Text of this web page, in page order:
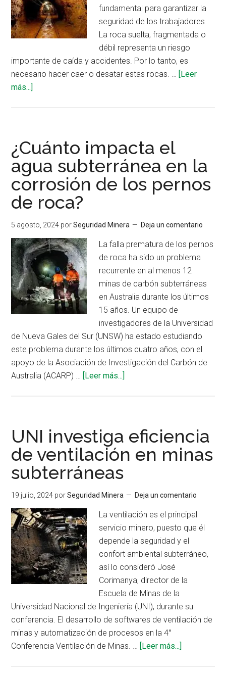
fundamental para garantizar la
seguridad de los trabajadores.
La roca suelta, fragmentada o
débil representa un riesgo
importante de caída y accidentes. Por lo tanto, es
necesario hacer caer o desatar estas rocas. … [Leer
más...]
desatado
manual
de
rocas
en
subterránea
¿Cuánto impacta el
agua subterránea en la
corrosión de los pernos
de roca?
5 agosto, 2024 porSeguridad Minera Deja un comentario
La falla prematura de los pernos
de roca ha sido un problema
recurrente en al menos 12
minas de carbón subterráneas
en Australia durante los últimos
15 años. Un equipo de
investigadores de la Universidad
de Nueva Gales del Sur (UNSW) ha estado estudiando
este problema durante los últimos cuatro años, con el
apoyo de la Asociación de Investigación del Carbón de
Australia (ACARP) … [Leer más...]
agua
subterránea
corrosión
los
pernos
de
roca?
UNI investiga eficiencia
de ventilación en minas
subterráneas
19 julio, 2024 porSeguridad Minera Deja un comentario
La ventilación es el principal
servicio minero, puesto que él
depende la seguridad y el
confort ambiental subterráneo,
así lo consideró José
Corimanya, director de la
Escuela de Minas de la
Universidad Nacional de Ingeniería (UNI), durante su
conferencia. El desarrollo de softwares de ventilación de
minas y automatización de procesos en la 4°
Conferencia Ventilación de Minas. … [Leer más...]